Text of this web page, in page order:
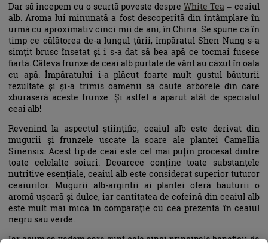
Dar să începem cu o scurtă poveste despre White Tea – ceaiul
alb. Aroma lui minunată a fost descoperită din întâmplare în
urmă cu aproximativ cinci mii de ani, în China. Se spune că în
timp ce călătorea de-a lungul țării, împăratul Shen Nung s-a
simțit brusc însetat și i s-a dat să bea apă ce tocmai fusese
fiartă. Câteva frunze de ceai alb purtate de vânt au căzut în oala
cu apă. Împăratului i-a plăcut foarte mult gustul băuturii
rezultate și și-a trimis oamenii să caute arborele din care
zburaseră aceste frunze. Și astfel a apărut atât de specialul
ceai alb!
Revenind la aspectul științific, ceaiul alb este derivat din
mugurii și frunzele uscate la soare ale plantei Camellia
Sinensis. Acest tip de ceai este cel mai puțin procesat dintre
toate celelalte soiuri. Deoarece conține toate substanțele
nutritive esențiale, ceaiul alb este considerat superior tuturor
ceaiurilor. Mugurii alb-argintii ai plantei oferă băuturii o
aromă ușoară și dulce, iar cantitatea de cofeină din ceaiul alb
este mult mai mică în comparație cu cea prezentă în ceaiul
negru sau verde.
Iar acum să vedem care sunt cele cinci principale beneficii de